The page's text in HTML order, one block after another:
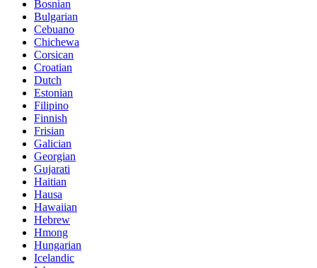
Bosnian
Bulgarian
Cebuano
Chichewa
Corsican
Croatian
Dutch
Estonian
Filipino
Finnish
Frisian
Galician
Georgian
Gujarati
Haitian
Hausa
Hawaiian
Hebrew
Hmong
Hungarian
Icelandic